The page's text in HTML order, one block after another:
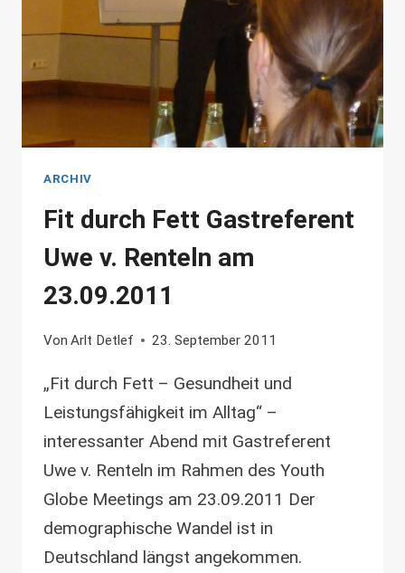
LEIPZIG
ARCHIV
Fit durch Fett Gastreferent
Uwe v. Renteln am
23.09.2011
Von Arlt Detlef 23. September 2011
„Fit durch Fett – Gesundheit und
Leistungsfähigkeit im Alltag“ –
interessanter Abend mit Gastreferent
Uwe v. Renteln im Rahmen des Youth
Globe Meetings am 23.09.2011 Der
demographische Wandel ist in
Deutschland längst angekommen.